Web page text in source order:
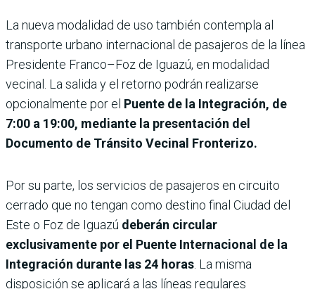
La nueva modalidad de uso también contempla al
transporte urbano internacional de pasajeros de la línea
Presidente Franco–Foz de Iguazú, en modalidad
vecinal. La salida y el retorno podrán realizarse
opcionalmente por el Puente de la Integración, de
7:00 a 19:00, mediante la presentación del
Documento de Tránsito Vecinal Fronterizo.
Por su parte, los servicios de pasajeros en circuito
cerrado que no tengan como destino final Ciudad del
Este o Foz de Iguazú deberán circular
exclusivamente por el Puente Internacional de la
Integración durante las 24 horas . La misma
disposición se aplicará a las líneas regulares